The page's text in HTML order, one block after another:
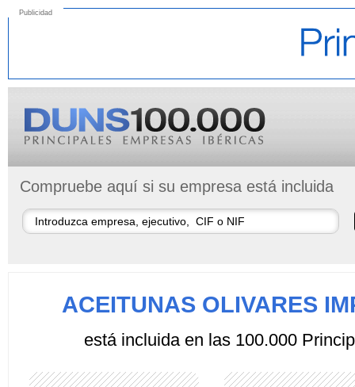
Publicidad
Compruebe aquí si su empresa está incluida
ACEITUNAS OLIVARES
está incluida en las 100.000